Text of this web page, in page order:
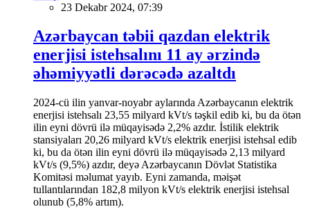
23 Dekabr 2024, 07:39
Azərbaycan təbii qazdan elektrik
enerjisi istehsalını 11 ay ərzində
əhəmiyyətli dərəcədə azaltdı
2024-cü ilin yanvar-noyabr aylarında Azərbaycanın elektrik
enerjisi istehsalı 23,55 milyard kVt/s təşkil edib ki, bu da ötən
ilin eyni dövrü ilə müqayisədə 2,2% azdır. İstilik elektrik
stansiyaları 20,26 milyard kVt/s elektrik enerjisi istehsal edib
ki, bu da ötən ilin eyni dövrü ilə müqayisədə 2,13 milyard
kVt/s (9,5%) azdır, deyə Azərbaycanın Dövlət Statistika
Komitəsi məlumat yayıb. Eyni zamanda, məişət
tullantılarından 182,8 milyon kVt/s elektrik enerjisi istehsal
olunub (5,8% artım).